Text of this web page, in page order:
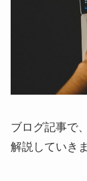
ブログ記事で
解説していきま